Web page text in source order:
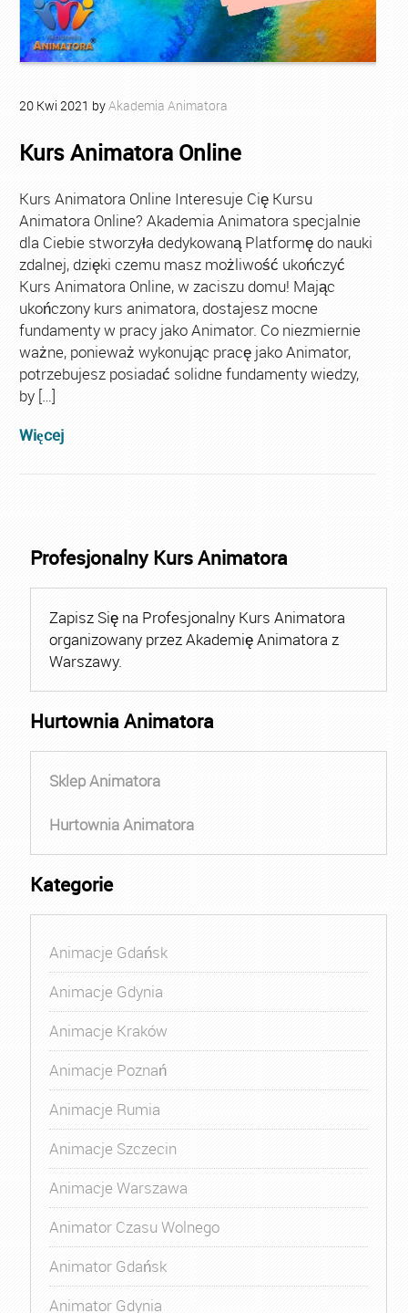
20 Kwi 2021 byAkademia Animatora
Kurs Animatora Online
Kurs Animatora Online Interesuje Cię Kursu
Animatora Online? Akademia Animatora specjalnie
dla Ciebie stworzyła dedykowaną Platformę do nauki
zdalnej, dzięki czemu masz możliwość ukończyć
Kurs Animatora Online, w zaciszu domu! Mając
ukończony kurs animatora, dostajesz mocne
fundamenty w pracy jako Animator. Co niezmiernie
ważne, ponieważ wykonując pracę jako Animator,
potrzebujesz posiadać solidne fundamenty wiedzy,
by […]
Więcej
Profesjonalny Kurs Animatora
Zapisz Się na Profesjonalny Kurs Animatora
organizowany przez Akademię Animatora z
Warszawy.
Hurtownia Animatora
Sklep Animatora
Hurtownia Animatora
Kategorie
Animacje Gdańsk
Animacje Gdynia
Animacje Kraków
Animacje Poznań
Animacje Rumia
Animacje Szczecin
Animacje Warszawa
Animator Czasu Wolnego
Animator Gdańsk
Animator Gdynia